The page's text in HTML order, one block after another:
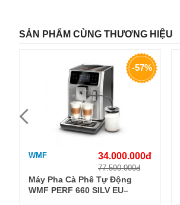
SẢN PHẨM CÙNG THƯƠNG HIỆU
-57%
WMF 34.000.000đ
77.590.000đ
Máy Pha Cà Phê Tự Động
WMF PERF 660 SILV EU–